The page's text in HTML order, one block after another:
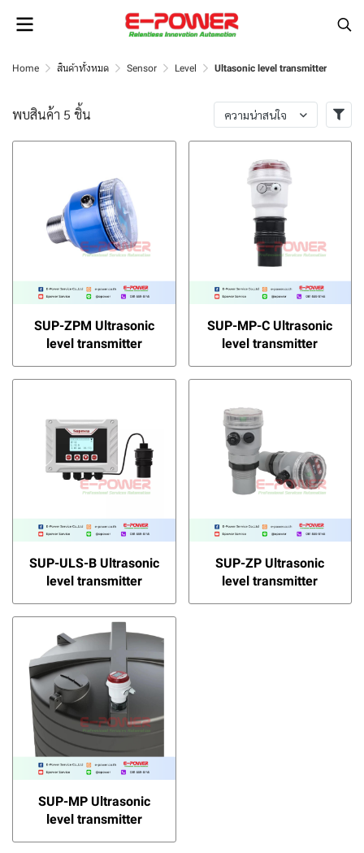
Home สินค้าทั้งหมด Sensor Level Ultasonic level transmitter
พบสินค้า 5 ชิ้น ความน่าสนใจ
SUP-ZPM Ultrasonic
level transmitter
SUP-MP-C Ultrasonic
level transmitter
SUP-ULS-B Ultrasonic
level transmitter
SUP-ZP Ultrasonic
level transmitter
SUP-MP Ultrasonic
level transmitter